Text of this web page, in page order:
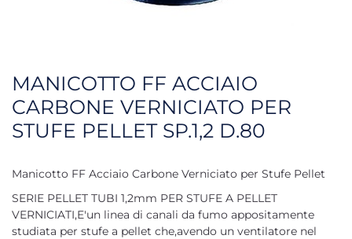
MANICOTTO FF ACCIAIO
CARBONE VERNICIATO PER
STUFE PELLET SP.1,2 D.80
Manicotto FF Acciaio Carbone Verniciato per Stufe Pellet
SERIE PELLET TUBI 1,2mm PER STUFE A PELLET
VERNICIATI,E'un linea di canali da fumo appositamente
studiata per stufe a pellet che,avendo un ventilatore nel